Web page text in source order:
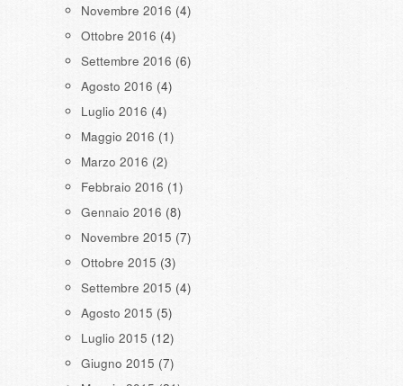
Novembre 2016 (4)
Ottobre 2016 (4)
Settembre 2016 (6)
Agosto 2016 (4)
Luglio 2016 (4)
Maggio 2016 (1)
Marzo 2016 (2)
Febbraio 2016 (1)
Gennaio 2016 (8)
Novembre 2015 (7)
Ottobre 2015 (3)
Settembre 2015 (4)
Agosto 2015 (5)
Luglio 2015 (12)
Giugno 2015 (7)